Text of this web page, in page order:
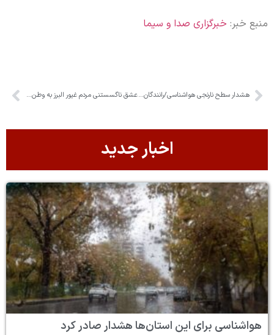
منبع خبر: خبرگزاری صدا و سیما
هشدار سطح نارنجی هواشناسی/رانندگان در محور کرج_کندوان با احتیاط سفر کنند عشق ناگسستنی مردم غیور البرز به وطن و آرمان های انقلاب اسلامی
اخبار جدید
هواشناسی برای این استان‌ها هشدار صادر کرد